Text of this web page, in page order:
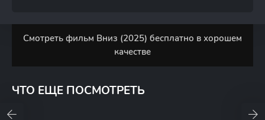
Смотреть фильм Вниз (2025) бесплатно в хорошем
качестве
ЧТО ЕЩЕ ПОСМОТРЕТЬ